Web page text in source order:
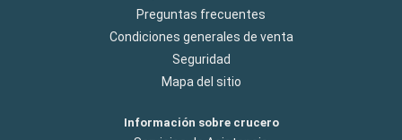
Preguntas frecuentes
Condiciones generales de venta
Seguridad
Mapa del sitio
Información sobre crucero